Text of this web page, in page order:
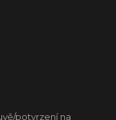
potvrzení na